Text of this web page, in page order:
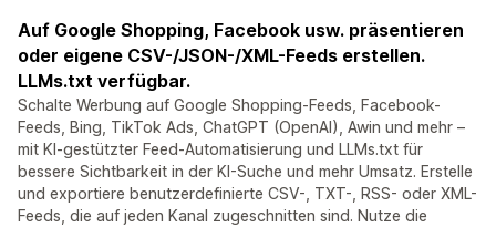
Auf Google Shopping, Facebook usw. präsentieren
oder eigene CSV-/JSON-/XML-Feeds erstellen.
LLMs.txt verfügbar.
Schalte Werbung auf Google Shopping-Feeds, Facebook-
Feeds, Bing, TikTok Ads, ChatGPT (OpenAI), Awin und mehr –
mit KI-gestützter Feed-Automatisierung und LLMs.txt für
bessere Sichtbarkeit in der KI-Suche und mehr Umsatz. Erstelle
und exportiere benutzerdefinierte CSV-, TXT-, RSS- oder XML-
Feeds, die auf jeden Kanal zugeschnitten sind. Nutze die